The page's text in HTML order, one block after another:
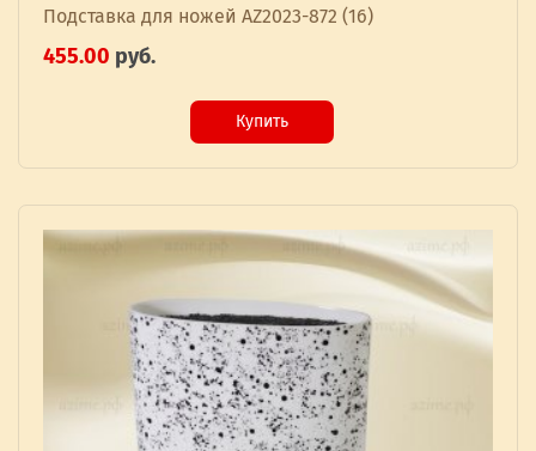
Подставка для ножей AZ2023-872 (16)
455.00 руб.
Купить